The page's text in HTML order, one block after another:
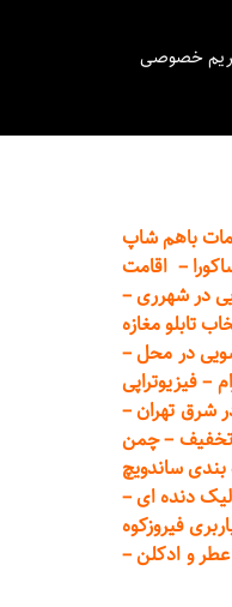
خصوصی
باهم شاپ
– اقامت
در شهرری–
تابلو مغازه
در محل–
–فیزیوتراپی
شرق تهران–
–چمن
ساندویچ
دنده ای–
فیروزکوه
عطر و ادکلن–